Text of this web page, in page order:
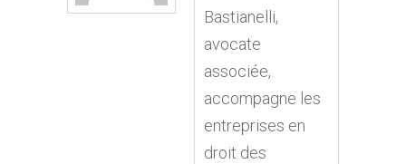
Bastianelli,
avocate
associée,
accompagne les
entreprises en
droit des